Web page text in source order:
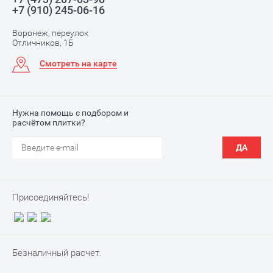
+7 (910) 245-06-16
Воронеж, переулок
Отличников, 1Б
Смотреть на карте
Нужна помощь с подбором и
расчётом плитки?
ДА
Присоединяйтесь!
Безналичный расчет.